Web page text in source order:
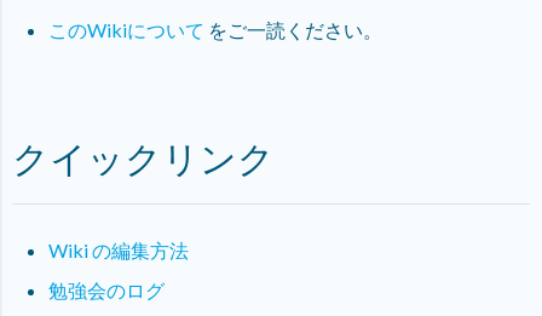
このWikiについて をご一読ください。
クイックリンク
Wiki の編集方法
勉強会のログ